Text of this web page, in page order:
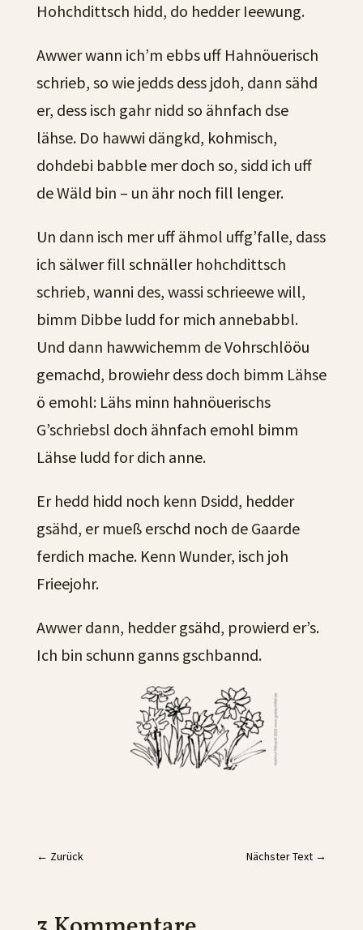
Hohchdittsch hidd, do hedder Ieewung.
Awwer wann ich’m ebbs uff Hahnöuerisch
schrieb, so wie jedds dess jdoh, dann sähd
er, dess isch gahr nidd so ähnfach dse
lähse. Do hawwi dängkd, kohmisch,
dohdebi babble mer doch so, sidd ich uff
de Wäld bin – un ähr noch fill lenger.
Un dann isch mer uff ähmol uffg’falle, dass
ich sälwer fill schnäller hohchdittsch
schrieb, wanni des, wassi schrieewe will,
bimm Dibbe ludd for mich annebabbl.
Und dann hawwichemm de Vohrschlööu
gemachd, browiehr dess doch bimm Lähse
ö emohl: Lähs minn hahnöuerischs
G’schriebsl doch ähnfach emohl bimm
Lähse ludd for dich anne.
Er hedd hidd noch kenn Dsidd, hedder
gsähd, er mueß erschd noch de Gaarde
ferdich mache. Kenn Wunder, isch joh
Frieejohr.
Awwer dann, hedder gsähd, prowierd er’s.
Ich bin schunn ganns gschbannd.
← Zurück Nächster Text →